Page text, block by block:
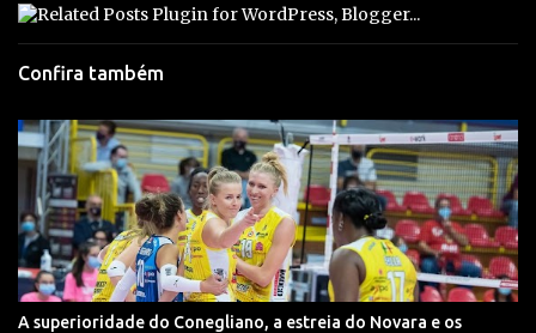
Confira também
A superioridade do Conegliano, a estreia do Novara e os